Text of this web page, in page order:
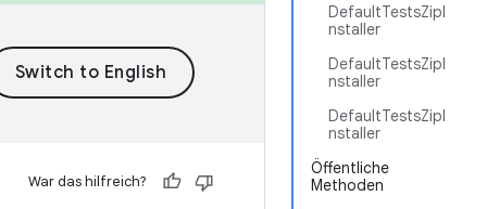
DefaultTestsZipI
nstaller
DefaultTestsZipI
nstaller
DefaultTestsZipI
nstaller
Öffentliche
Methoden
War das hilfreich?